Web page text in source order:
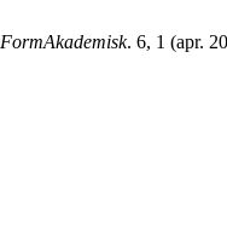
FormAkademisk. 6, 1 (apr.